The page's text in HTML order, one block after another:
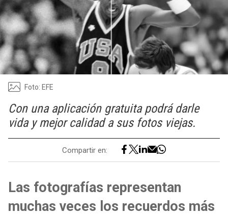
Foto: EFE
Con una aplicación gratuita podrá darle
vida y mejor calidad a sus fotos viejas.
Compartir en:
Las fotografías representan
muchas veces los recuerdos más